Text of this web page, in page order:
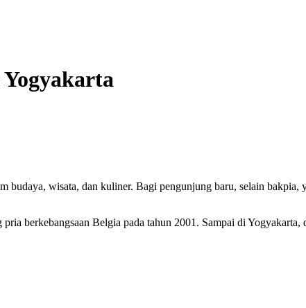
budaya, wisata, dan kuliner. Bagi pengunjung baru, selain
berkebangsaan Belgia pada tahun 2001. Sampai di